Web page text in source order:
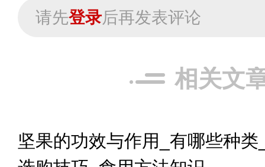
请先登录后再发表评论
相关文
坚果的功效与作用_有哪些种类